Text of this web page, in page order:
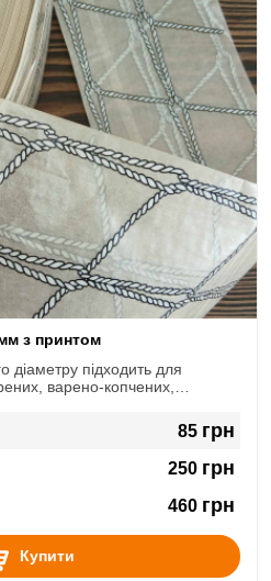
з принтом
діаметру підходить для
варено-копчених,
85 грн
250 грн
460 грн
Купити